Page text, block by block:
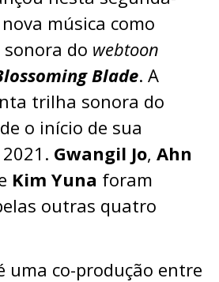
música como
do webtoon
Blade. A
trilha sonora do
o início de sua
Gwangil Jo, Ahn
Kim Yuna foram
outras quatro
uma co-produção entre